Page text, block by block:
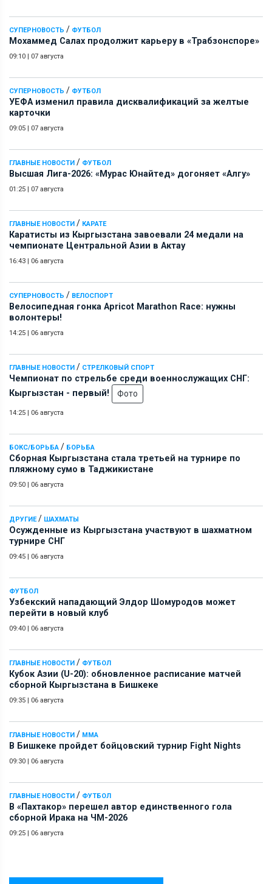
СУПЕРНОВОСТЬ / ФУТБОЛ
Мохаммед Салах продолжит карьеру в «Трабзонспоре»
09:10 | 07 августа
СУПЕРНОВОСТЬ / ФУТБОЛ
УЕФА изменил правила дисквалификаций за желтые
карточки
09:05 | 07 августа
ГЛАВНЫЕ НОВОСТИ / ФУТБОЛ
Высшая Лига-2026: «Мурас Юнайтед» догоняет «Алгу»
01:25 | 07 августа
ГЛАВНЫЕ НОВОСТИ / КАРАТЕ
Каратисты из Кыргызстана завоевали 24 медали на
чемпионате Центральной Азии в Актау
16:43 | 06 августа
СУПЕРНОВОСТЬ / ВЕЛОСПОРТ
Велосипедная гонка Apricot Marathon Race: нужны
волонтеры!
14:25 | 06 августа
ГЛАВНЫЕ НОВОСТИ / СТРЕЛКОВЫЙ СПОРТ
Чемпионат по стрельбе среди военнослужащих СНГ:
Кыргызстан - первый!
Фото
14:25 | 06 августа
БОКС/БОРЬБА / БОРЬБА
Сборная Кыргызстана стала третьей на турнире по
пляжному сумо в Таджикистане
09:50 | 06 августа
ДРУГИЕ/ ШАХМАТЫ
Осужденные из Кыргызстана участвуют в шахматном
турнире СНГ
09:45 | 06 августа
ФУТБОЛ
Узбекский нападающий Элдор Шомуродов может
перейти в новый клуб
09:40 | 06 августа
ГЛАВНЫЕ НОВОСТИ / ФУТБОЛ
Кубок Азии (U-20): обновленное расписание матчей
сборной Кыргызстана в Бишкеке
09:35 | 06 августа
ГЛАВНЫЕ НОВОСТИ / ММА
В Бишкеке пройдет бойцовский турнир Fight Nights
09:30 | 06 августа
ГЛАВНЫЕ НОВОСТИ / ФУТБОЛ
В «Пахтакор» перешел автор единственного гола
сборной Ирака на ЧМ-2026
09:25 | 06 августа